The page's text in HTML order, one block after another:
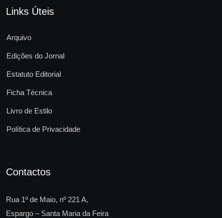
Links Úteis
Arquivo
Edições do Jornal
Estatuto Editorial
Ficha Técnica
Livro de Estilo
Política de Privacidade
Contactos
Rua 1º de Maio, nº 221 A,
Espargo – Santa Maria da Feira